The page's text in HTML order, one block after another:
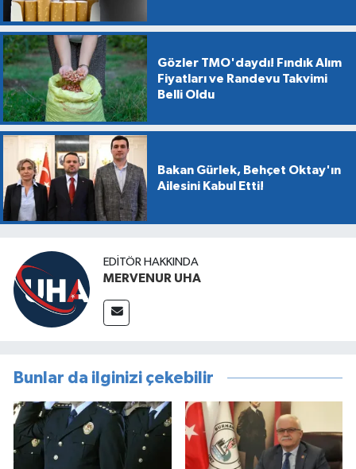
Gözler TMO'daydı! Fındık Alım
Fiyatları ve Randevu Takvimi
Belli Oldu
Bakan Gürlek, Behçet Oktay'ın
Ailesini Kabul Etti!
EDITÖR HAKKINDA
MERVENUR UHA
Bunlar da ilginizi çekebilir